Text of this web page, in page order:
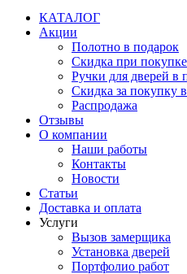
КАТАЛОГ
Акции
Полотно в подарок
Скидка при
Ручки для дверей в
Скидка за покупку
Распродажа
Отзывы
О компании
Наши работы
Контакты
Новости
Статьи
Доставка и оплата
Услуги
Вызов замерщика
Установка дверей
Портфолио работ